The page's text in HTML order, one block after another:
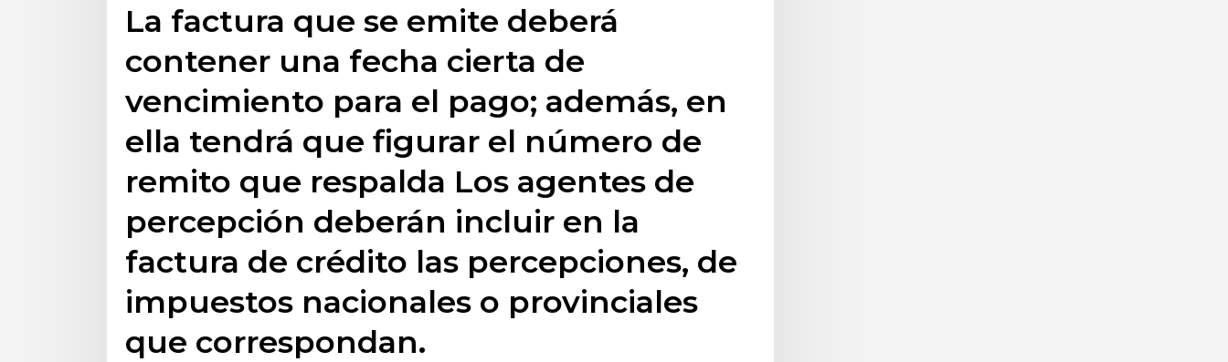
La factura que se emite deberá
contener una fecha cierta de
vencimiento para el pago; además, en
ella tendrá que figurar el número de
remito que respalda Los agentes de
percepción deberán incluir en la
factura de crédito las percepciones, de
impuestos nacionales o provinciales
que correspondan.